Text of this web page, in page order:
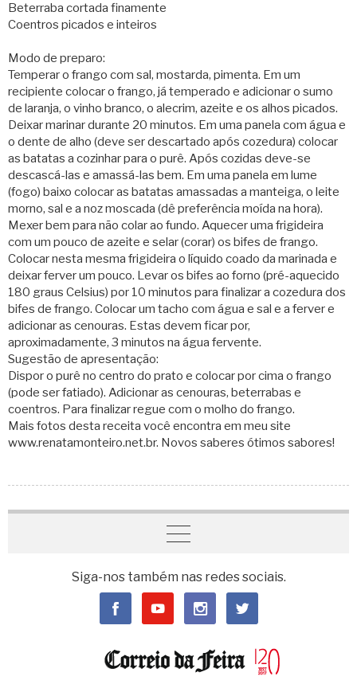
Beterraba cortada finamente
Coentros picados e inteiros
Modo de preparo:
Temperar o frango com sal, mostarda, pimenta. Em um
recipiente colocar o frango, já temperado e adicionar o sumo
de laranja, o vinho branco, o alecrim, azeite e os alhos picados.
Deixar marinar durante 20 minutos. Em uma panela com água e
o dente de alho (deve ser descartado após cozedura) colocar
as batatas a cozinhar para o purê. Após cozidas deve-se
descascá-las e amassá-las bem. Em uma panela em lume
(fogo) baixo colocar as batatas amassadas a manteiga, o leite
morno, sal e a noz moscada (dê preferência moída na hora).
Mexer bem para não colar ao fundo. Aquecer uma frigideira
com um pouco de azeite e selar (corar) os bifes de frango.
Colocar nesta mesma frigideira o líquido coado da marinada e
deixar ferver um pouco. Levar os bifes ao forno (pré-aquecido
180 graus Celsius) por 10 minutos para finalizar a cozedura dos
bifes de frango. Colocar um tacho com água e sal e a ferver e
adicionar as cenouras. Estas devem ficar por,
aproximadamente, 3 minutos na água fervente.
Sugestão de apresentação:
Dispor o purê no centro do prato e colocar por cima o frango
(pode ser fatiado). Adicionar as cenouras, beterrabas e
coentros. Para finalizar regue com o molho do frango.
Mais fotos desta receita você encontra em meu site
www.renatamonteiro.net.br. Novos saberes ótimos sabores!
Siga-nos também nas redes sociais.